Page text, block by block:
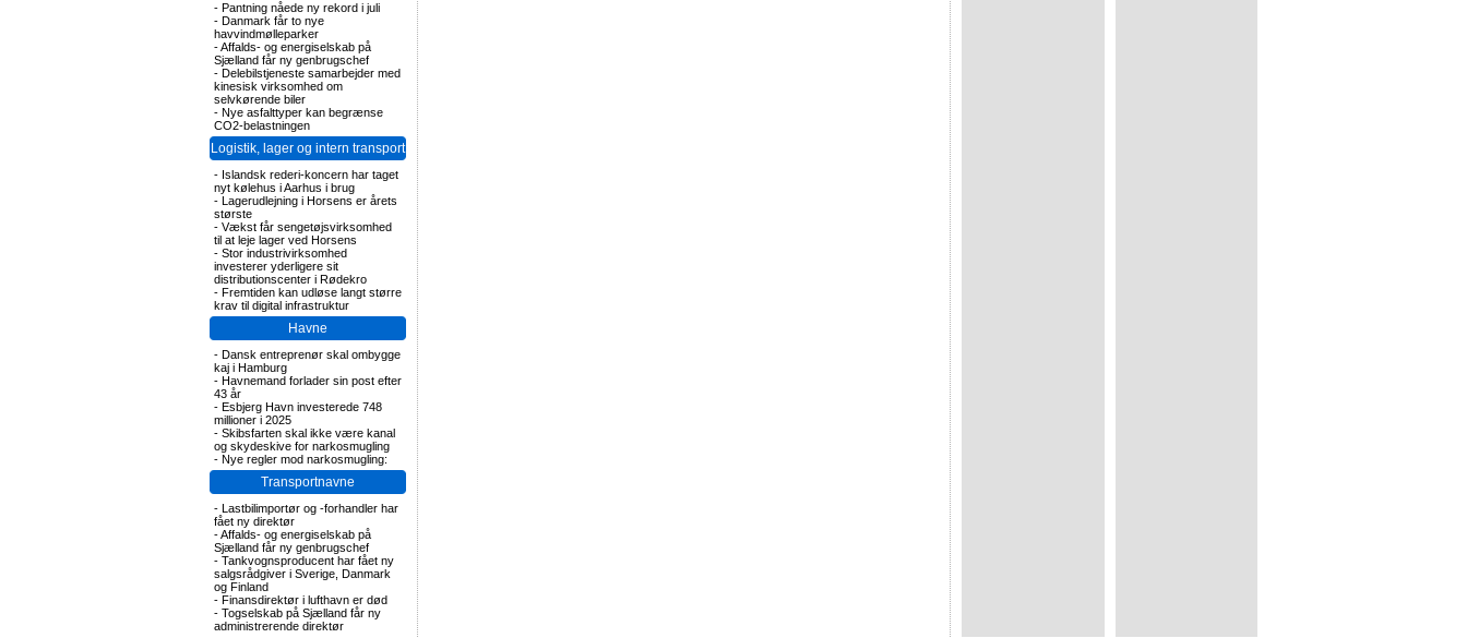
- Pantning nåede ny rekord i juli
- Danmark får to nye
havvindmølleparker
-Affalds- og energiselskab på
Sjælland får ny genbrugschef
- Delebilstjeneste samarbejder med
kinesisk virksomhed om
selvkørende biler
- Nye asfalttyper kan begrænse
CO2-belastningen
Logistik, lager og intern transport
- Islandsk rederi-koncern har taget
nyt kølehus i Aarhus i brug
- Lagerudlejning i Horsens er årets
største
- Vækst får sengetøjsvirksomhed
til at leje lager ved Horsens
- Stor industrivirksomhed
investerer yderligere sit
distributionscenter i Rødekro
- Fremtiden kan udløse langt større
krav til digital infrastruktur
Havne
- Dansk entreprenør skal ombygge
kaj i Hamburg
- Havnemand forlader sin post efter
43 år
- Esbjerg Havn investerede 748
millioner i 2025
- Skibsfarten skal ikke være kanal
og skydeskive for narkosmugling
- Nye regler mod narkosmugling:
Transportnavne
- Lastbilimportør og -forhandler har
fået ny direktør
-Affalds- og energiselskab på
Sjælland får ny genbrugschef
- Tankvognsproducent har fået ny
salgsrådgiver i Sverige, Danmark
og Finland
- Finansdirektør i lufthavn er død
- Togselskab på Sjælland får ny
administrerende direktør